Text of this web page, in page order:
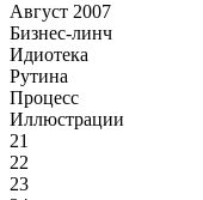
Август 2007
Бизнес-линч
Идиотека
Рутина
Процесс
Иллюстрации
21
22
23